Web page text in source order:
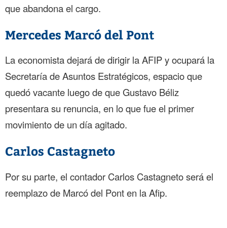
que abandona el cargo.
Mercedes Marcó del Pont
La economista dejará de dirigir la AFIP y ocupará la
Secretaría de Asuntos Estratégicos, espacio que
quedó vacante luego de que Gustavo Béliz
presentara su renuncia, en lo que fue el primer
movimiento de un día agitado.
Carlos Castagneto
Por su parte, el contador Carlos Castagneto será el
reemplazo de Marcó del Pont en la Afip.